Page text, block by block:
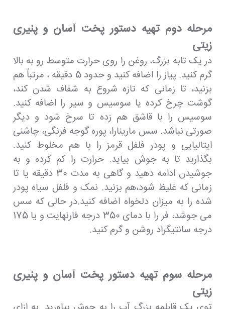
مرحله دوم تهیه دستور پخت آسان و پنیری
زیتی
در یک تابه بزرگ، روغن را روی حرارت متوسط ​​رو به بالا
گرم کنید. پیاز را اضافه کنید و حدود 5 دقیقه ، مرتباً هم
بزنید، تا زمانی که تازه شروع به شفاف شدن کند،
گوشت چرخ کرده یا سوسیس و سیر را اضافه کنید.
سوسیس را با قاشق هم زده تا سرخ شود و دیگر
صورتی نباشد. سس مارینارا، پوره گوجه فرنگی، چاشنی
ایتالیایی و پودر فلفل قرمز را با هم مخلوط کنید.
بگذارید تا به جوش بیاید. حرارت را کم کرده و به
جوشیدن ادامه دهید و گاهی به مدت 30 دقیقه یا تا
زمانی که غلیظ شود،هم بزنید. نمک و فلفل سیاه پودر
شده را به میزان دلخواه اضافه کنید.در حالی که سس
می جوشد، فر را با دمای 350 درجه فارنهایت و یا 175
درجه سانتیگراد روشن و گرم کنید.
مرحله سوم تهیه دستور پخت آسان و پنیری
زیتی